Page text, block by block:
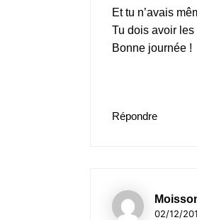
Et tu n’avais
Tu dois avoir les
Bonne journée !
Répondre
02/12/